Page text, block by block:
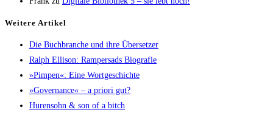
Wei­te­re Artikel
Die Buch­bran­che und ihre Übersetzer
Ralph Elli­son: Ram­pers­ads Biografie
»Pim­pen«: Eine Wortgeschichte
»Gover­nan­ce« – a prio­ri gut?
Huren­sohn & son of a bitch